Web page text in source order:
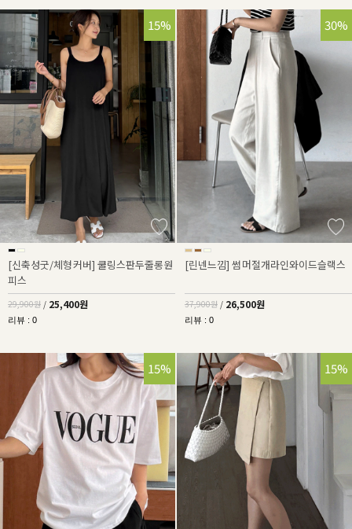
15%
[신축성굿/체형커버] 쿨링스판두줄롱원
피스
29,900원 / 25,400원
리뷰 : 0
30%
[린넨느낌] 썸머절개라인와이드슬랙스
37,900원 / 26,500원
리뷰 : 0
15% 15%